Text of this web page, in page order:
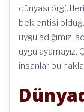
dünyası
beklentisi
uyguladığımız
uygulayamayız.
insanlar bu